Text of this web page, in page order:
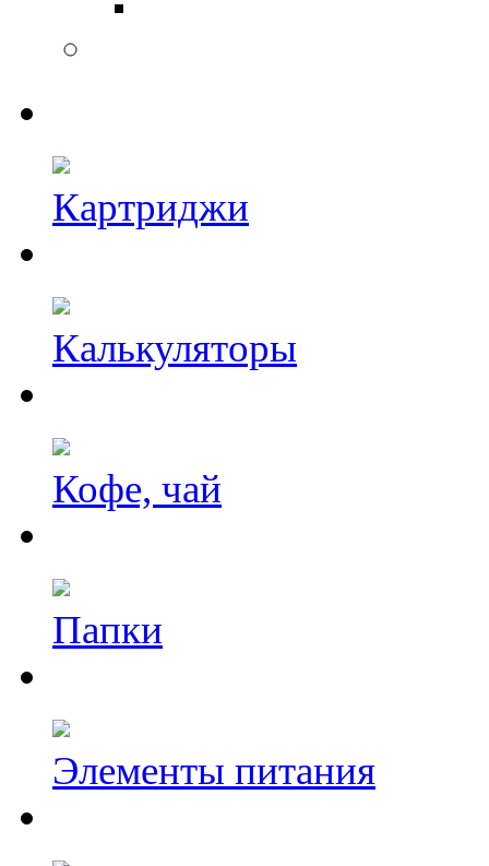
Картриджи
Калькуляторы
Кофе, чай
Папки
Элементы питания